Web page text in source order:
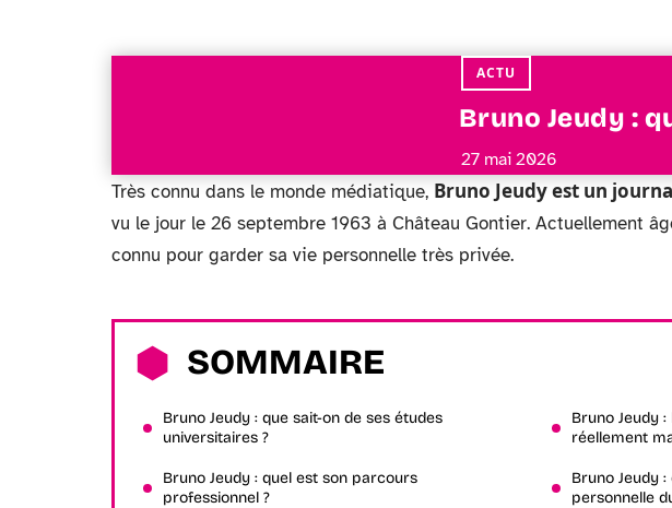
ACTU
Bruno Jeudy :
27 mai 2026
Très connu dans le monde médiatique, Bruno Jeudy est un
vu le jour le 26 septembre 1963 à Château Gontier. Actuellement
connu pour garder sa vie personnelle très privée.
SOMMAIRE
Bruno Jeudy : que sait-on de ses études
universitaires ?
Bruno Jeudy : quel est son parcours
professionnel ?
Bruno Jeudy
réellement
Bruno Jeudy
personnelle